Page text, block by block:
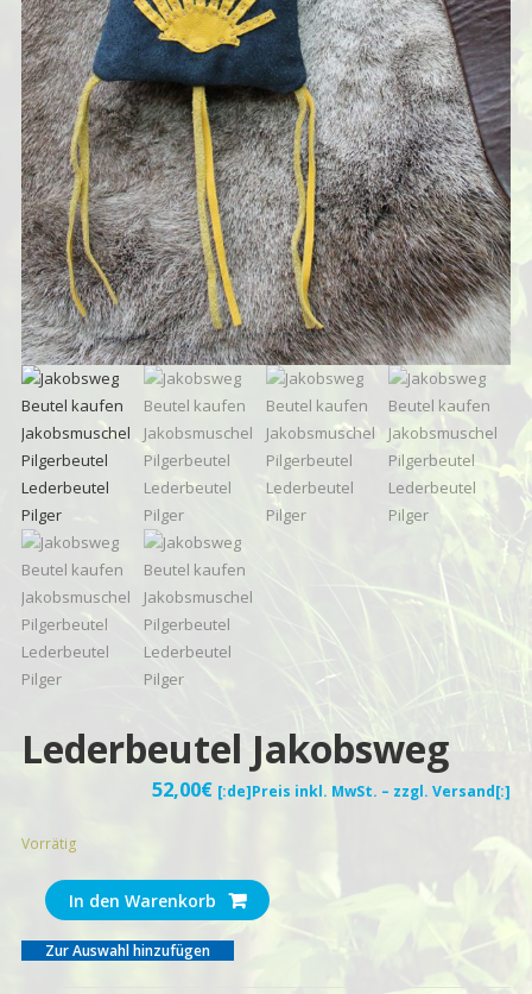
Lederbeutel Jakobsweg
52,00€ [:de]Preis inkl. MwSt. – zzgl. Versand[:]
Vorrätig
Lederbeutel
Jakobsweg
Menge
In den Warenkorb
Zur Auswahl hinzufügen